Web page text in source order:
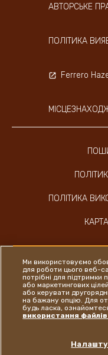
ПОЛІТИКА
АВТОРСЬКЕ
ПОЛІТИКА
Ferrero
Ми використовуємо
для роботи цього веб-
потрібні для підтримки
або маркетингових
або керувати
на бажану опцію. Для
будь ласка,
використання